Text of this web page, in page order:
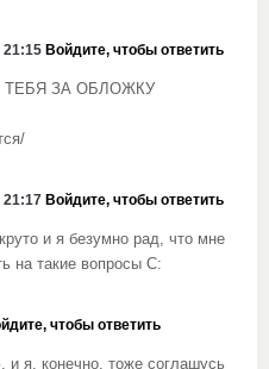
21:15 Войдите, чтобы ответить
ЗА ОБЛОЖКУ
21:17 Войдите, чтобы ответить
и я безумно рад, что мне
на такие вопросы С:
чтобы ответить
и я, конечно, тоже соглашусь